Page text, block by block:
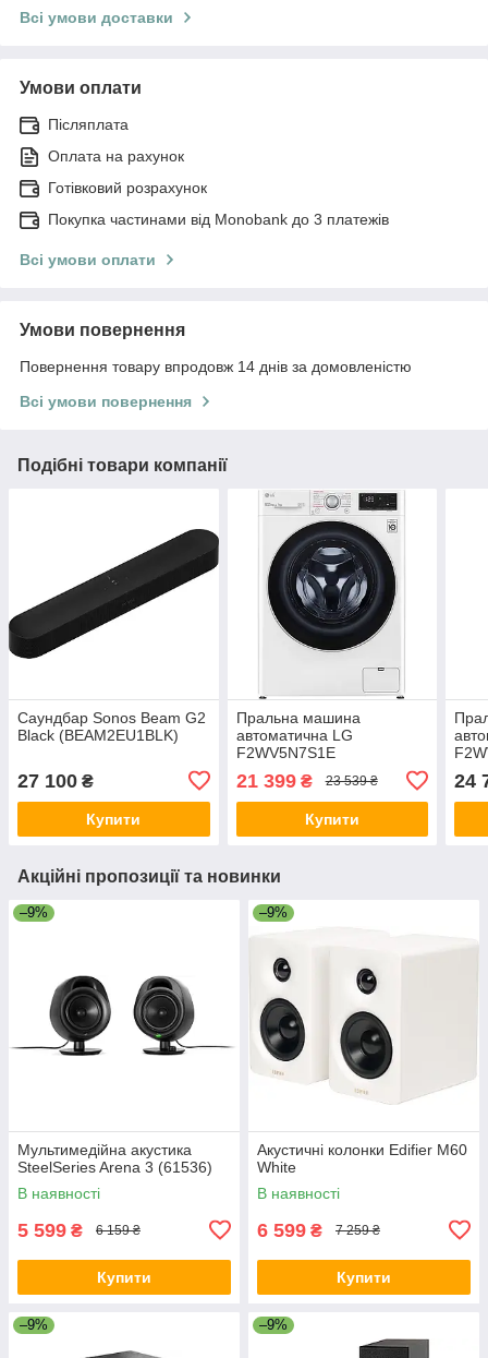
Всі умови доставки
Умови оплати
Післяплата
Оплата на рахунок
Готівковий розрахунок
Покупка частинами від Monobank до 3 платежів
Всі умови оплати
Умови повернення
Повернення товару впродовж 14 днів за домовленістю
Всі умови повернення
Подібні товари компанії
Саундбар Sonos Beam G2
Black (BEAM2EU1BLK)
27 100 ₴
Купити
Пральна машина
автоматична LG
F2WV5N7S1E
21 399₴ 23 539 ₴
Купити
24
Акційні пропозиції та новинки
–9%
Мультимедійна акустика
SteelSeries Arena 3 (61536)
В наявності
5 599 ₴ 6 159 ₴
Купити
–9%
Акустичні колонки Edifier M60
White
В наявності
6 599 ₴ 7 259 ₴
Купити
–9% –9%